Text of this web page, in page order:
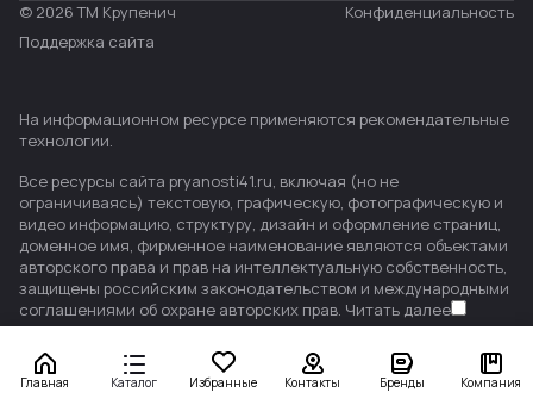
Главная Каталог Избранные Контакты Бренды Компания
© 2026 ТМ Крупенич
Конфиденциальность
Поддержка сайта
На информационном ресурсе применяются рекомендательные
технологии.
Все ресурсы сайта pryanosti41.ru, включая (но не
ограничиваясь) текстовую, графическую, фотографическую и
видео информацию, структуру, дизайн и оформление страниц,
доменное имя, фирменное наименование являются объектами
авторского права и прав на интеллектуальную собственность,
защищены российским законодательством и международными
соглашениями об охране авторских прав. Читать далее